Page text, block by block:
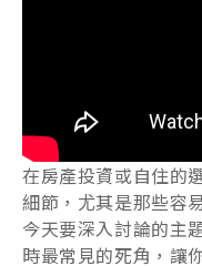
在房產投資或自住的
細節，尤其是那些
今天要深入討論的主
時最常見的死角，讓